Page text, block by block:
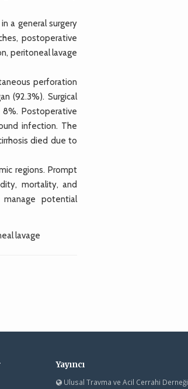
a general surgery
postoperative
peritoneal lavage
perforation
(92.3%). Surgical
Postoperative
infection. The
died due to
regions. Prompt
mortality, and
potential
lavage
Yayıncı
Ulusal Travma ve Acil Cerrahi Derneği